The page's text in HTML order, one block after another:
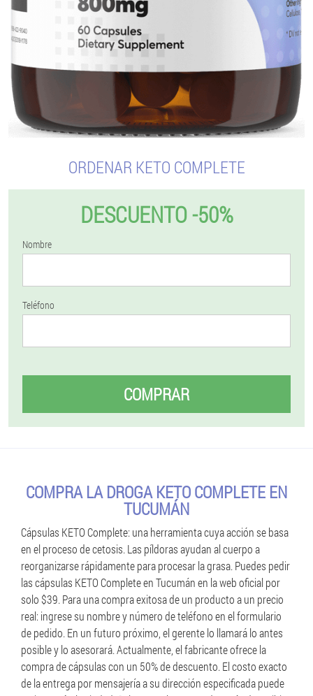
ORDENAR KETO COMPLETE
DESCUENTO -50%
Nombre
Teléfono
COMPRAR
COMPRA LA DROGA KETO COMPLETE EN
TUCUMÁN
Cápsulas KETO Complete: una herramienta cuya acción se basa
en el proceso de cetosis. Las píldoras ayudan al cuerpo a
reorganizarse rápidamente para procesar la grasa. Puedes pedir
las cápsulas KETO Complete en Tucumán en la web oficial por
solo $39. Para una compra exitosa de un producto a un precio
real: ingrese su nombre y número de teléfono en el formulario
de pedido. En un futuro próximo, el gerente lo llamará lo antes
posible y lo asesorará. Actualmente, el fabricante ofrece la
compra de cápsulas con un 50% de descuento. El costo exacto
de la entrega por mensajería a su dirección especificada puede